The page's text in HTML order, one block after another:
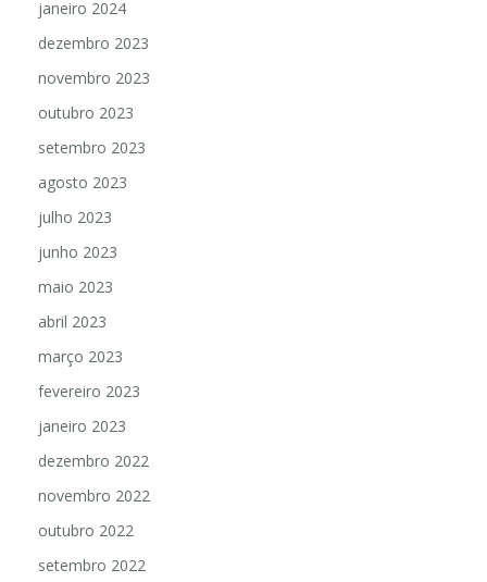
janeiro 2024
dezembro 2023
novembro 2023
outubro 2023
setembro 2023
agosto 2023
julho 2023
junho 2023
maio 2023
abril 2023
março 2023
fevereiro 2023
janeiro 2023
dezembro 2022
novembro 2022
outubro 2022
setembro 2022